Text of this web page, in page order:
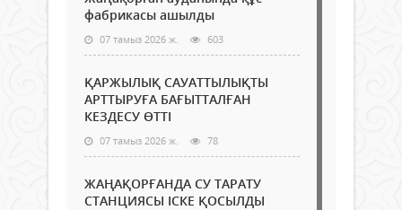
фабрикасы ашылды
07 тамыз 2026 ж. 603
ҚАРЖЫЛЫҚ САУАТТЫЛЫҚТЫ
АРТТЫРУҒА БАҒЫТТАЛҒАН
КЕЗДЕСУ ӨТТІ
07 тамыз 2026 ж. 78
ЖАҢАҚОРҒАНДА СУ ТАРАТУ
СТАНЦИЯСЫ ІСКЕ ҚОСЫЛДЫ